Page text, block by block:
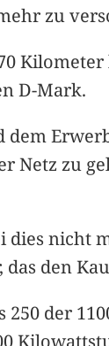
zu
D-Mark.
Netz zu
nicht
den
der